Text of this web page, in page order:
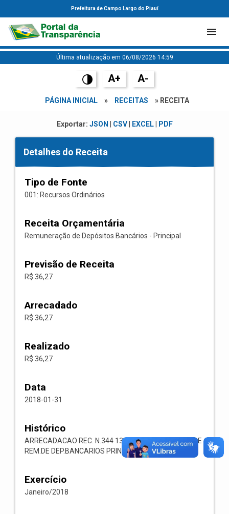
Prefeitura de Campo Largo do Piauí
Última atualização em 06/08/2026 14:59
A+ A-
PÁGINA INICIAL » RECEITAS » RECEITA
Exportar: JSON CSV| EXCEL| PDF
Detalhes do Receita
Tipo de Fonte
001: Recursos Ordinários
Receita Orçamentária
Remuneração de Depósitos Bancários - Principal
Previsão de Receita
R$ 36,27
Arrecadado
R$ 36,27
Realizado
R$ 36,27
Data
2018-01-31
Histórico
ARRECADACAO REC. N.344 1321.00.1.1.07 RECEITA DE
REM.DE DEP.BANCARIOS PRINCIPAL OUTROS
Exercício
Janeiro/2018